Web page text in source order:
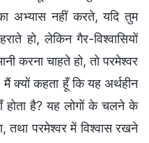
अभ्यास नहीं करते, यदि तुम
हो, लेकिन गैर-विश्वासियों
करना चाहते हो, तो परमेश्वर
मैं क्यों कहता हूँ कि यह अर्थहीन
होता है? यह लोगों के चलने के
तथा परमेश्वर में विश्वास रखने